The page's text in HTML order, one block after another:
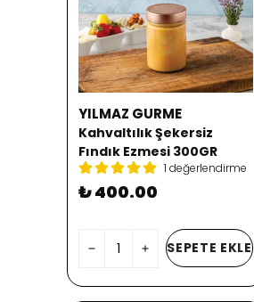
YILMAZ GURME
Kahvaltılık Şekersiz
Fındık Ezmesi 300GR
1 değerlendirme
₺ 400.00
SEPETE EKLE